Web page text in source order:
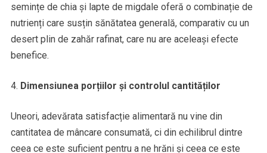
semințe de chia și lapte de migdale oferă o combinație de
nutrienți care susțin sănătatea generală, comparativ cu un
desert plin de zahăr rafinat, care nu are aceleași efecte
benefice.
Dimensiunea porțiilor și controlul cantităților
Uneori, adevărata satisfacție alimentară nu vine din
cantitatea de mâncare consumată, ci din echilibrul dintre
ceea ce este suficient pentru a ne hrăni și ceea ce este